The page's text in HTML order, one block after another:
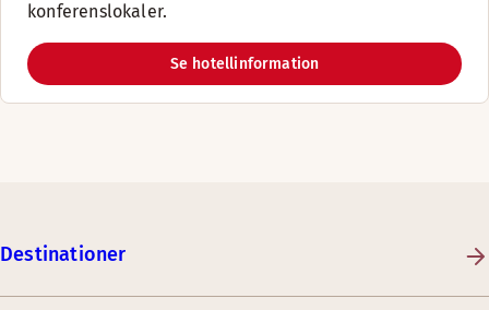
konferenslokaler.
Se hotellinformation
Destinationer